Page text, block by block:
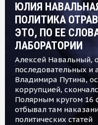
ЮЛИЯ
ПОЛИТИКА
ЭТО, ПО ЕЕ
ЛАБОРАТОРИИ
Алексей Навальный,
последовательных и
Владимира Путина,
коррупцией,
Полярным кругом 16
отбывал там
политических статей